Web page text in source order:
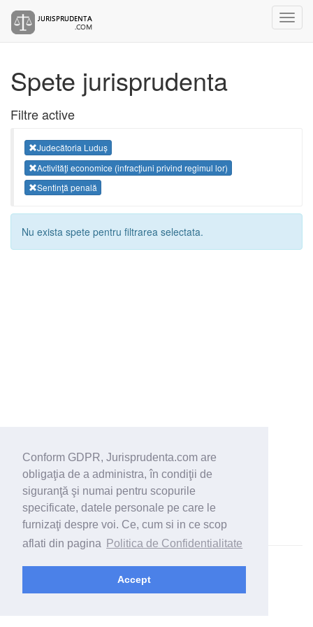
Conform GDPR, Jurisprudenta.com are
obligaţia de a administra, în condiţii de
siguranţă şi numai pentru scopurile
specificate, datele personale pe care le
furnizaţi despre voi. Ce, cum si in ce scop
aflati din pagina
Politica de Confidentialitate
Accept
Spete jurisprudenta
Filtre active
Judecătoria Luduș
Activităţi economice (infracţiuni privind regimul lor)
Sentinţă penală
Nu exista spete pentru filtrarea selectata.
© 2026 - Jurisprudenta.com -Cautare-Termeni si conditii